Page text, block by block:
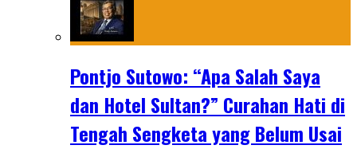
Pontjo Sutowo: “Apa Salah Saya
dan Hotel Sultan?” Curahan Hati di
Tengah Sengketa yang Belum Usai